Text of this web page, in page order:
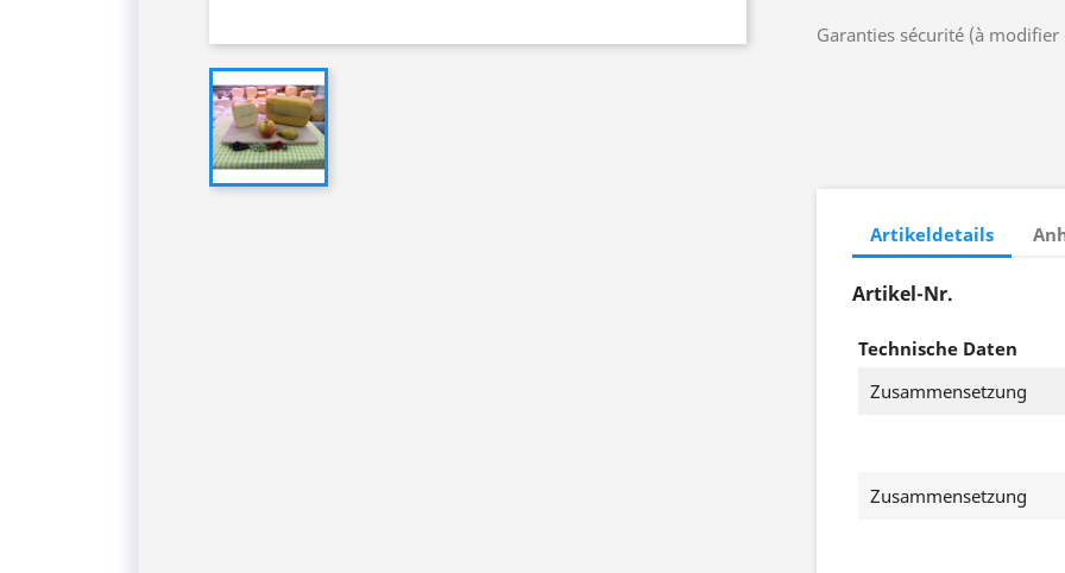
Garanties sécurité (à
Artikeldetails
Artikel-Nr.
Technische Daten
Zusammensetzung
Zusammensetzung